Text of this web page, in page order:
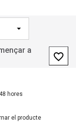
a
favorite_border
hores
el producte